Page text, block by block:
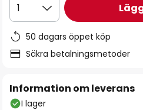
1
50 dagars öppet köp
Säkra betalningsmetoder
Information om leverans
I lager